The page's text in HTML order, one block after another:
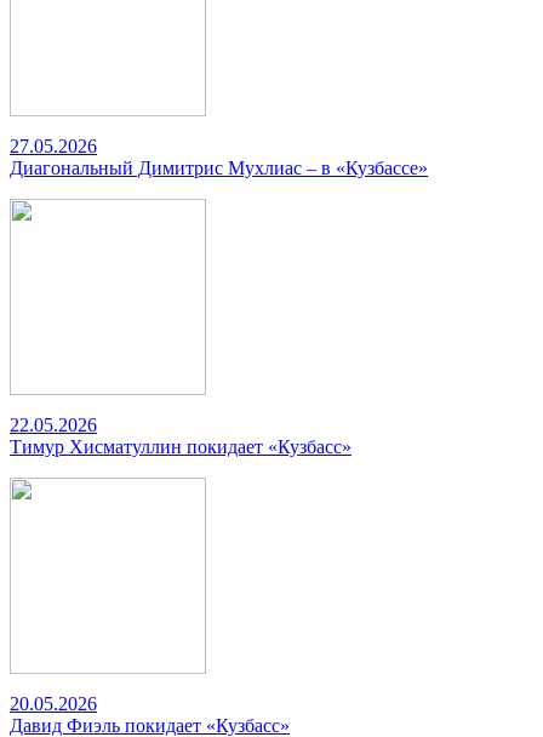
27.05.2026
Диагональный Димитрис Мухлиас – в «Кузбассе»
22.05.2026
Тимур Хисматуллин покидает «Кузбасс»
20.05.2026
Давид Фиэль покидает «Кузбасс»